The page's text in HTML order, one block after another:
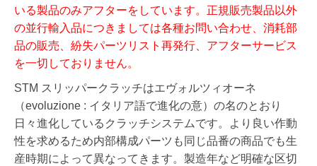
いる製品のみアフターをしています。正規販売製品以外
の並行輸入品につきましては各種お問い合わせ、消耗部
品の販売、紛失パーツリスト再発行、アフターサービス
を一切しておりません。
STM スリッパークラッチはエヴォルツィオーネ
（evoluzione : イタリア語で進化の意）の名のとおり
日々進化しているクラッチシステムです。より良い作動
性を求めるため内部構成パーツも同じ品番の商品でも生
産時期によって異なってきます。製造年など明確な区切